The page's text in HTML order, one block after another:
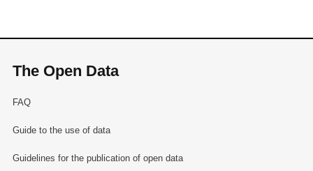
The Open Data
FAQ
Guide to the use of data
Guidelines for the publication of open data